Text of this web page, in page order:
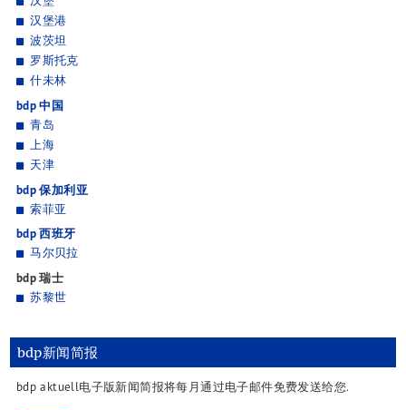
活动
联系方式
汉堡港
波茨坦
罗斯托克
什未林
bdp 中国
青岛
上海
天津
bdp 保加利亚
索菲亚
bdp 西班牙
马尔贝拉
bdp 瑞士
苏黎世
bdp新闻简报
bdp aktuell电子版新闻简报将每月通过电子邮件免费发送给您.